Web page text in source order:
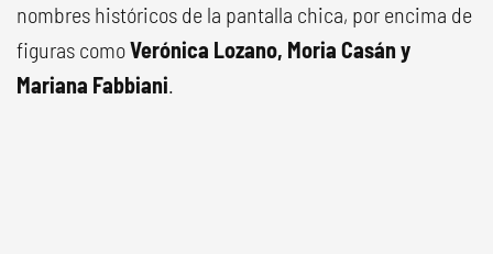
nombres históricos de la pantalla chica, por encima de
figuras comoVerónica Lozano, Moria Casán y
Mariana Fabbiani.